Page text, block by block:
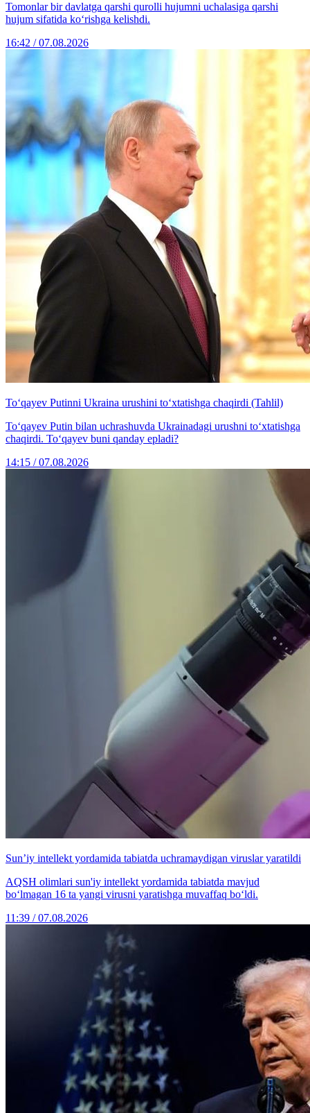
Tomonlar bir davlatga qarshi qurolli hujumni uchalasiga qarshi
hujum sifatida ko‘rishga kelishdi.
16:42 / 07.08.2026
To‘qayev Putinni Ukraina urushini to‘xtatishga chaqirdi (Tahlil)
To‘qayev Putin bilan uchrashuvda Ukrainadagi urushni to‘xtatishga
chaqirdi. To‘qayev buni qanday epladi?
14:15 / 07.08.2026
Sun’iy intellekt yordamida tabiatda uchramaydigan viruslar yaratildi
AQSH olimlari sun'iy intellekt yordamida tabiatda mavjud
bo‘lmagan 16 ta yangi virusni yaratishga muvaffaq bo‘ldi.
11:39 / 07.08.2026